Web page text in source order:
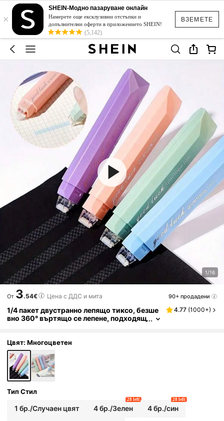
ВЗЕМЕТЕ
×
SHEIN-Модно пазаруване онлайн
Намерете още ексклузивни отстъпки и
допълнителни оферти в приложението SHEIN!
(5,142)
1/16
От 3.54€ Цена с ДДС и мита 90+ продадени
1/4 пакет двустранно лепящо тиксо, безше
вно 360° въртящо се лепене, подходящ
ботени дневници и арт проекти
4.77 (1000+)
Цвят: Многоцветен
Тип Стил
1 бр./Случаен цвят 4 бр./Зелен
28 left
4 бр./син
28 left